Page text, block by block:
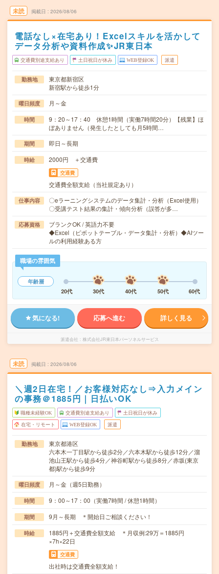
未読 掲載日 2026/08/06
電話なし×在宅あり！Excelスキルを活かして
データ分析や資料作成✨JR東日本
交通費別途支給あり 土日祝日が休み WEB登録OK 派遣
勤務地
東京都新宿区
新宿駅から徒歩1分
曜日頻度 月～金
時間
9：20～17：40 休憩1時間（実働7時間20分）【残業】ほ
ぼありません（発生したとしても月5時間…
期間 即日～長期
時給 2000円 ＋交通費
交通費
交通費全額支給（当社規定あり）
仕事内容
〇eラーニングシステムのデータ集計・分析（Excel使用）
〇受講テスト結果の集計・傾向分析（誤答が多…
応募資格
ブランクOK / 英語力不要
◆Excel（ピボットテーブル・データ集計・分析）◆AIツー
ルの利用経験ある方
職場の雰囲気
年齢層
20代
30代 40代 50代 60代
気になる! 応募へ進む 詳しく見る
派遣会社 株式会社JR東日本パーソネルサービス
未読 掲載日 2026/08/06
＼週2日在宅！／お客様対応なし⇒入力メイン
の事務＠1885円｜日払いOK
職種未経験OK 交通費別途支給あり 土日祝日が休み
在宅・リモート WEB登録OK 派遣
勤務地
東京都港区
六本木一丁目駅から徒歩2分／六本木駅から徒歩12分／溜
池山王駅から徒歩4分／神谷町駅から徒歩8分／赤坂(東京
都)駅から徒歩9分
曜日頻度 月～金（週5日勤務）
時間 9：00～17：00（実働7時間 / 休憩1時間）
期間 9月～長期 ＊開始日ご相談ください！
時給
1885円＋交通費全額支給 ＊月収例:29万＝1885円
×7h×22日
交通費
出社時は交通費全額支給！